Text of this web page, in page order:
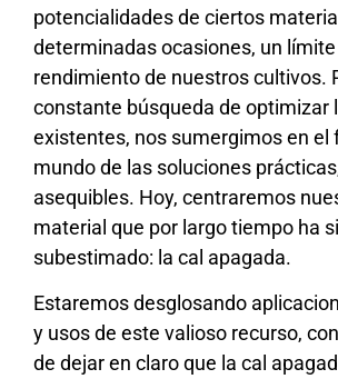
potencialidades de ciertos
determinadas ocasiones, un
rendimiento de nuestros cultivos.
constante búsqueda de optimizar
existentes, nos sumergimos en el
mundo de las soluciones
asequibles. Hoy, centraremos
material que por largo tiempo ha
subestimado: la cal apagada.
Estaremos desglosando
y usos de este valioso recurso,
de dejar en claro que la cal